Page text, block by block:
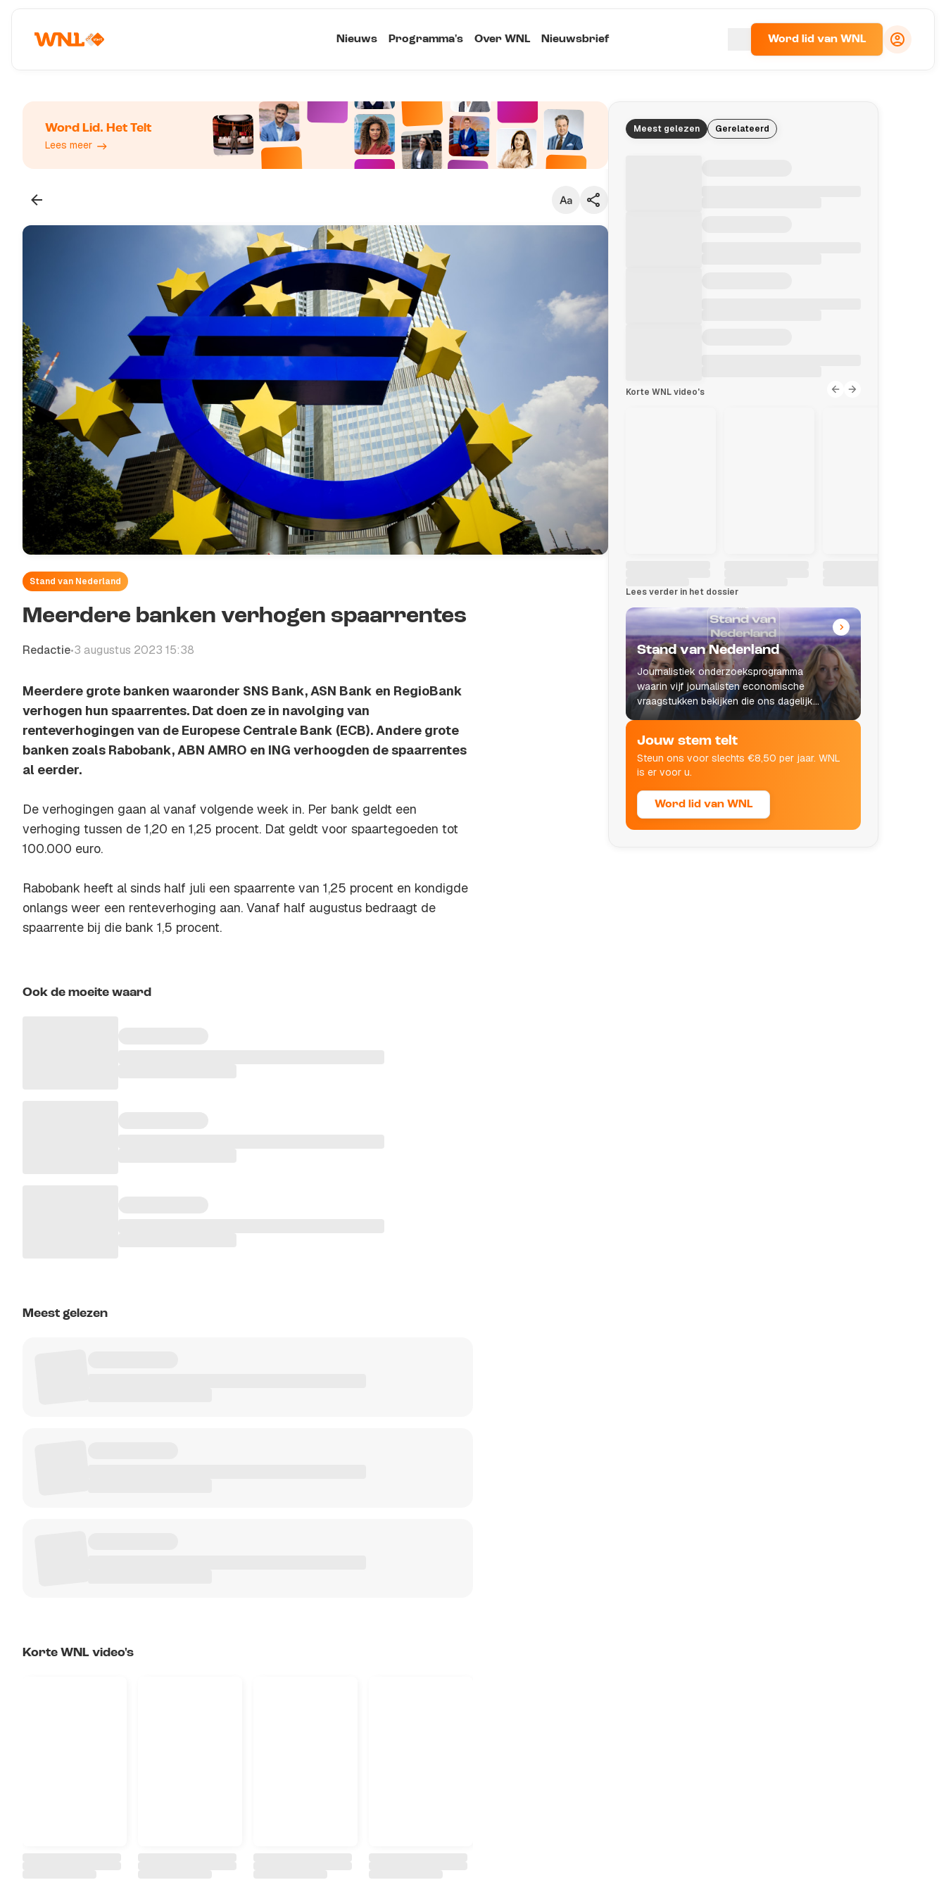
Nieuws Programma's Over WNL Nieuwsbrief Word lid van WNL
Word Lid. Het Telt
Lees meer
Stand van Nederland
Meerdere banken verhogen spaarrentes
Redactie•3 augustus 2023 15:38
Meerdere grote banken waaronder SNS Bank, ASN Bank en RegioBank
verhogen hun spaarrentes. Dat doen ze in navolging van
renteverhogingen van de Europese Centrale Bank (ECB). Andere grote
banken zoals Rabobank, ABN AMRO en ING verhoogden de spaarrentes
al eerder.
De verhogingen gaan al vanaf volgende week in. Per bank geldt een
verhoging tussen de 1,20 en 1,25 procent. Dat geldt voor spaartegoeden tot
100.000 euro.
Rabobank heeft al sinds half juli een spaarrente van 1,25 procent en kondigde
onlangs weer een renteverhoging aan. Vanaf half augustus bedraagt de
spaarrente bij die bank 1,5 procent.
Ook de moeite waard
Meest gelezen
Korte WNL video's
Meest gelezen Gerelateerd
Korte WNL video's
Lees verder in het dossier
Stand van Nederland
Journalistiek onderzoeksprogramma
waarin vijf journalisten economische
vraagstukken bekijken die ons dagelijks
leven raken.
Jouw stem telt
Steun ons voor slechts €8,50 per jaar. WNL
is er voor u.
Word lid van WNL